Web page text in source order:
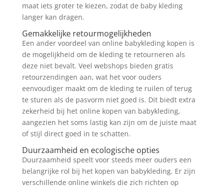
maat iets groter te kiezen, zodat de baby kleding
langer kan dragen.
Gemakkelijke retourmogelijkheden
Een ander voordeel van online babykleding kopen is
de mogelijkheid om de kleding te retourneren als
deze niet bevalt. Veel webshops bieden gratis
retourzendingen aan, wat het voor ouders
eenvoudiger maakt om de kleding te ruilen of terug
te sturen als de pasvorm niet goed is. Dit biedt extra
zekerheid bij het online kopen van babykleding,
aangezien het soms lastig kan zijn om de juiste maat
of stijl direct goed in te schatten.
Duurzaamheid en ecologische opties
Duurzaamheid speelt voor steeds meer ouders een
belangrijke rol bij het kopen van babykleding. Er zijn
verschillende online winkels die zich richten op